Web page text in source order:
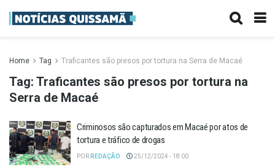
Home Tag Traficantes são presos por tortura na Serra de Macaé
Tag: Traficantes são presos por tortura na
Serra de Macaé
Criminosos são capturados em Macaé por atos de
tortura e tráfico de drogas
POR REDAÇÃO 25/12/2024 - 18:00